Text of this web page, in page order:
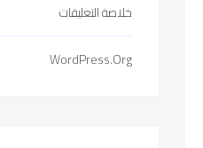
خلاصة التعليقات
WordPress.org